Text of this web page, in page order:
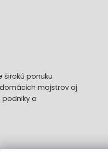
širokú ponuku
majstrov aj
a